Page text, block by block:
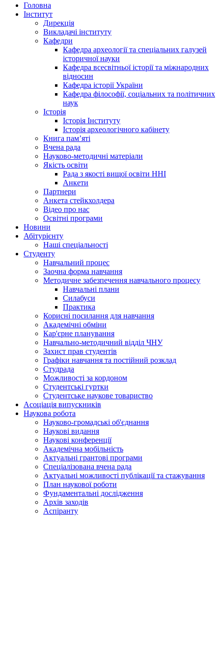
Головна
Інститут
Дирекція
Викладачі інституту
Кафедри
Кафедра археології та спеціальних галузей
історичної науки
Кафедра всесвітньої історії та міжнародних
відносин
Кафедра історії України
Кафедра філософії, соціальних та політичних
наук
Історія
Історія Інституту
Історія археологічного кабінету
Книга памʼяті
Вчена рада
Науково-методичні матеріали
Якість освіти
Рада з якості вищої освіти ННІ
Анкети
Партнери
Анкета стейкхолдера
Відео про нас
Освітні програми
Hовини
Абітурієнту
Наші спеціальності
Студенту
Навчальний процес
Заочна форма навчання
Методичне забезпечення навчального процесу
Навчальні плани
Силабуси
Практика
Корисні посилання для навчання
Академічні обміни
Кар'єрне планування
Навчально-методичний відділ ЧНУ
Захист прав студентів
Графіки навчання та постійний розклад
Студрада
Можливості за кордоном
Студентські гуртки
Студентське наукове товариство
Асоціація випускників
Наукова робота
Науково-громадські об'єднання
Наукові видання
Наукові конференції
Академічна мобільність
Актуальні грантові програми
Спеціалізована вчена рада
Актуальні можливості публікації та стажування
План наукової роботи
Фундаментальні дослідження
Архів заходів
Аспіранту